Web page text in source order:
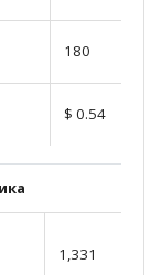
180
$ 0.54
1,331